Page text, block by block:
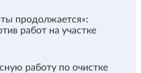
продолжается»:
работ на участке
работу по очистке